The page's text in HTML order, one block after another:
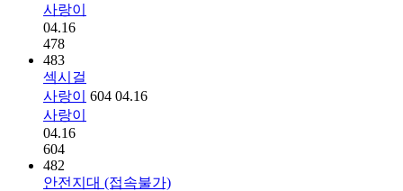
사랑이
04.16
478
483
섹시걸
사랑이
604 04.16
사랑이
04.16
604
482
안전지대 (접속불가)